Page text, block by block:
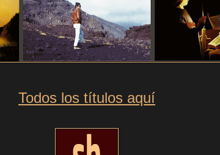
Todos los títulos aquí